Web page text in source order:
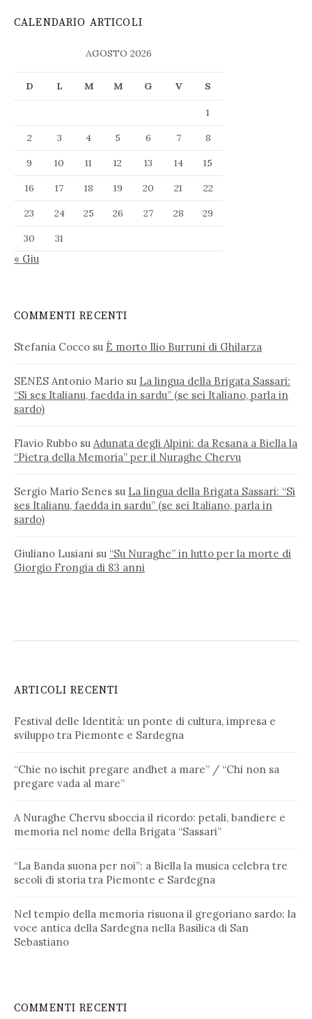
CALENDARIO ARTICOLI
AGOSTO 2026
D L M M G V S
1
2
3 4 5 6 7
8
9
10 11 12 13 14
15
16
17 18 19 20 21
22
23
24 25 26 27 28
29
30
31
« Giu
COMMENTI RECENTI
Stefania Cocco su È morto Ilio Burruni di Ghilarza
SENES Antonio Mario su La lingua della Brigata Sassari:
“Si ses Italianu, faedda in sardu” (se sei Italiano, parla in
sardo)
Flavio Rubbo su Adunata degli Alpini: da Resana a Biella la
“Pietra della Memoria” per il Nuraghe Chervu
Sergio Mario Senes su La lingua della Brigata Sassari: “Si
ses Italianu, faedda in sardu” (se sei Italiano, parla in
sardo)
Giuliano Lusiani su “Su Nuraghe” in lutto per la morte di
Giorgio Frongia di 83 anni
ARTICOLI RECENTI
Festival delle Identità: un ponte di cultura, impresa e
sviluppo tra Piemonte e Sardegna
“Chie no ischit pregare andhet a mare” / “Chi non sa
pregare vada al mare”
A Nuraghe Chervu sboccia il ricordo: petali, bandiere e
memoria nel nome della Brigata “Sassari”
“La Banda suona per noi”: a Biella la musica celebra tre
secoli di storia tra Piemonte e Sardegna
Nel tempio della memoria risuona il gregoriano sardo: la
voce antica della Sardegna nella Basilica di San
Sebastiano
COMMENTI RECENTI